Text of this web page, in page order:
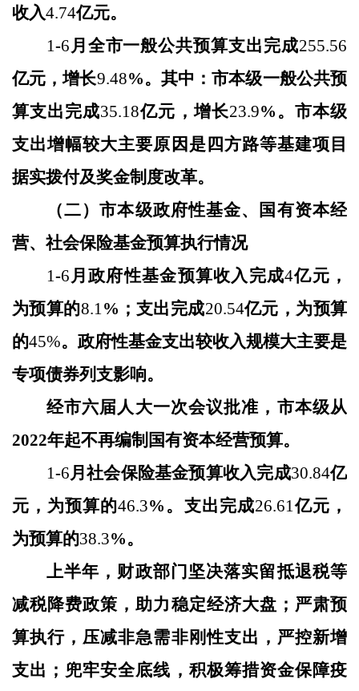
收入4.74亿元。
1-6月全市一般公共预算支出完成255.56
亿元，增长9.48%。其中：市本级一般公共预
算支出完成35.18亿元，增长23.9%。 市本级
支出增幅较大主要原因是四方路等基建项目
据实拨付及奖金制度改革。
（二）市本级政府性基金、国有资本经
营、社会保险基金预算执行情况
1-6月政府性基金预算收入完成4亿元，
为预算的8.1%；支出完成20.54亿元，为预算
的45%。 政府性基金支出较收入规模大主要是
专项债券列支影响。
经市六届人大一次会议批准，市本级从
2022年起不再编制国有资本经营预算。
1-6月社会保险基金预算收入完成30.84亿
元，为预算的46.3%。支出完成26.61亿元，
为预算的38.3%。
上半年，财政部门坚决落实留抵退税等
减税降费政策，助力稳定经济大盘 ； 严肃预
算执行，压减非急需非刚性支出 ，严控新增
支出 ；兜牢安全底线，积极筹措资金保障疫